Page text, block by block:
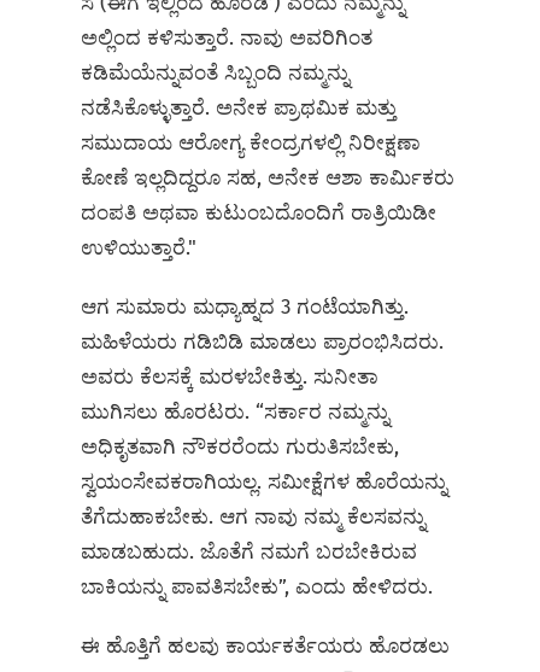
ಅಲ್ಲಿಂದ ಕಳಿಸುತ್ತಾರೆ. ನಾವು ಅವರಿಗಿಂತ
ಕಡಿಮೆಯೆನ್ನುವಂತೆ ಸಿಬ್ಬಂದಿ ನಮ್ಮನ್ನು
ನಡೆಸಿಕೊಳ್ಳುತ್ತಾರೆ. ಅನೇಕ ಪ್ರಾಥಮಿಕ ಮತ್ತು
ಸಮುದಾಯ ಆರೋಗ್ಯ ಕೇಂದ್ರಗಳಲ್ಲಿ ನಿರೀಕ್ಷಣಾ
ಕೋಣೆ ಇಲ್ಲದಿದ್ದರೂ ಸಹ, ಅನೇಕ ಆಶಾ ಕಾರ್ಮಿಕರು
ದಂಪತಿ ಅಥವಾ ಕುಟುಂಬದೊಂದಿಗೆ ರಾತ್ರಿಯಿಡೀ
ಉಳಿಯುತ್ತಾರೆ."
ಆಗ ಸುಮಾರು ಮಧ್ಯಾಹ್ನದ 3 ಗಂಟೆಯಾಗಿತ್ತು.
ಮಹಿಳೆಯರು ಗಡಿಬಿಡಿ ಮಾಡಲು ಪ್ರಾರಂಭಿಸಿದರು.
ಅವರು ಕೆಲಸಕ್ಕೆ ಮರಳಬೇಕಿತ್ತು. ಸುನೀತಾ
ಮುಗಿಸಲು ಹೊರಟರು. “ಸರ್ಕಾರ ನಮ್ಮನ್ನು
ಅಧಿಕೃತವಾಗಿ ನೌಕರರೆಂದು ಗುರುತಿಸಬೇಕು,
ಸ್ವಯಂಸೇವಕರಾಗಿಯಲ್ಲ. ಸಮೀಕ್ಷೆಗಳ ಹೊರೆಯನ್ನು
ತೆಗೆದುಹಾಕಬೇಕು. ಆಗ ನಾವು ನಮ್ಮ ಕೆಲಸವನ್ನು
ಮಾಡಬಹುದು. ಜೊತೆಗೆ ನಮಗೆ ಬರಬೇಕಿರುವ
ಬಾಕಿಯನ್ನು ಪಾವತಿಸಬೇಕು”, ಎಂದು ಹೇಳಿದರು.
ಈ ಹೊತ್ತಿಗೆ ಹಲವು ಕಾರ್ಯಕರ್ತೆಯರು ಹೊರಡಲು